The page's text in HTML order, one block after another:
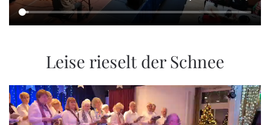
Leise rieselt der Schnee